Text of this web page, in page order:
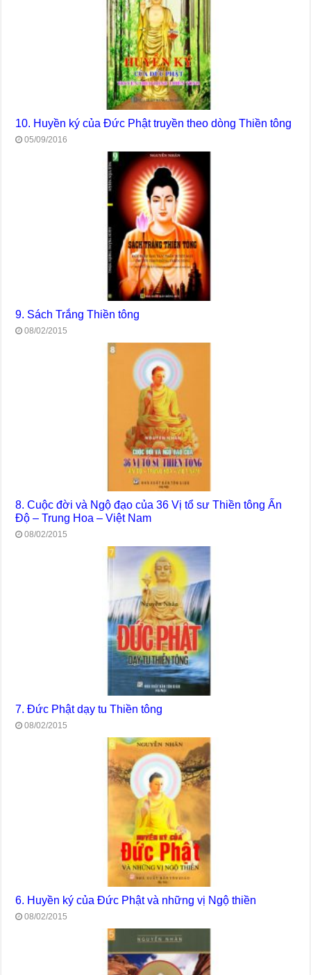
10. Huyền ký của Đức Phật truyền theo dòng Thiền tông
05/09/2016
9. Sách Trắng Thiền tông
08/02/2015
8. Cuộc đời và Ngộ đạo của 36 Vị tổ sư Thiền tông Ấn
Độ – Trung Hoa – Việt Nam
08/02/2015
7. Đức Phật dạy tu Thiền tông
08/02/2015
6. Huyền ký của Đức Phật và những vị Ngộ thiền
08/02/2015